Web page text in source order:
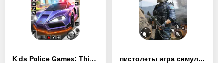
Kids Police Games: Thief games - [MOD Бесконечные монеты] пистолеты игра симулятор - [MOD Много денег]